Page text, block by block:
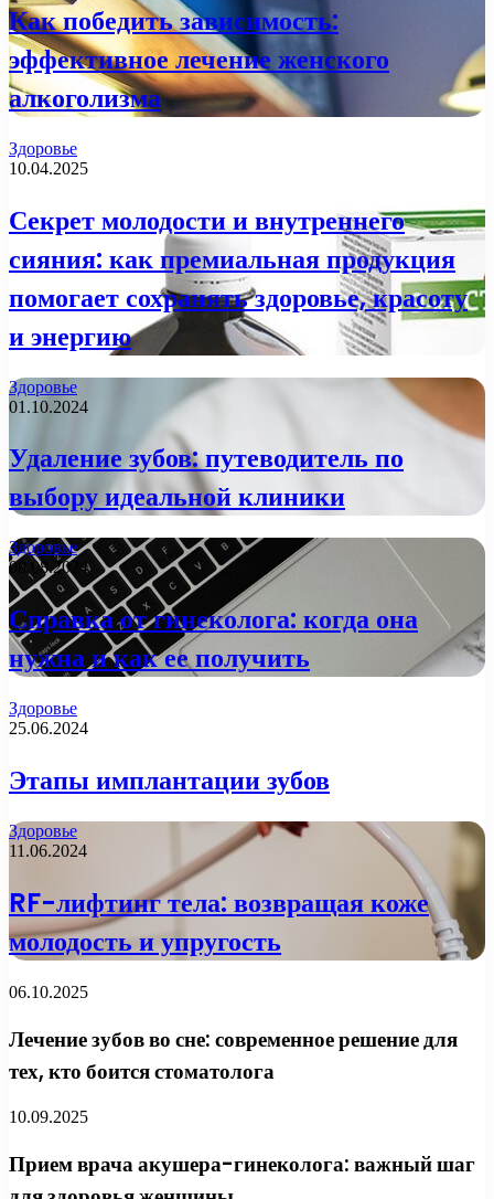
Как победить зависимость:
эффективное лечение женского
алкоголизма
Здоровье
10.04.2025
Секрет молодости и внутреннего
сияния: как премиальная продукция
помогает сохранять здоровье, красоту
и энергию
Здоровье
01.10.2024
Удаление зубов: путеводитель по
выбору идеальной клиники
Здоровье
08.08.2024
Справка от гинеколога: когда она
нужна и как ее получить
Здоровье
25.06.2024
Этапы имплантации зубов
Здоровье
11.06.2024
RF-лифтинг тела: возвращая коже
молодость и упругость
06.10.2025
Лечение зубов во сне: современное решение для
тех, кто боится стоматолога
10.09.2025
Прием врача акушера-гинеколога: важный шаг